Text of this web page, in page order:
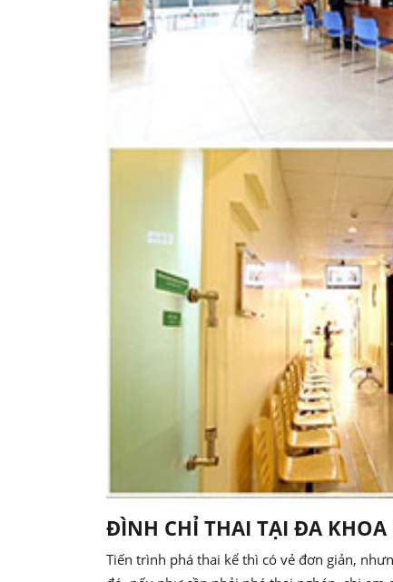
ĐÌNH CHỈ THAI TẠI ĐA KHOA
Tiến trình phá thai kể thì có vẻ đơn giản,